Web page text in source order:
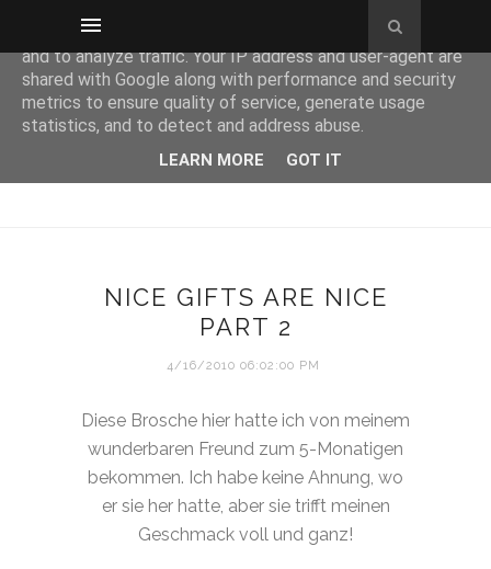
NICE GIFTS ARE NICE
PART 2
4/16/2010 06:02:00 PM
Diese Brosche hier hatte ich von meinem
wunderbaren Freund zum 5-Monatigen
bekommen. Ich habe keine Ahnung, wo
er sie her hatte, aber sie trifft meinen
Geschmack voll und ganz!
This site uses cookies from Google to deliver its services
and to analyze traffic. Your IP address and user-agent are
shared with Google along with performance and security
metrics to ensure quality of service, generate usage
statistics, and to detect and address abuse.
LEARN MORE GOT IT